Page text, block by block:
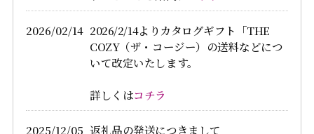
2026/02/14 2026/2/14よりカタログギフト「THE
COZY（ザ・コージー）の送料などにつ
いて改定いたします。
詳しくはコチラ
2025/12/05 返礼品の発送につきまして